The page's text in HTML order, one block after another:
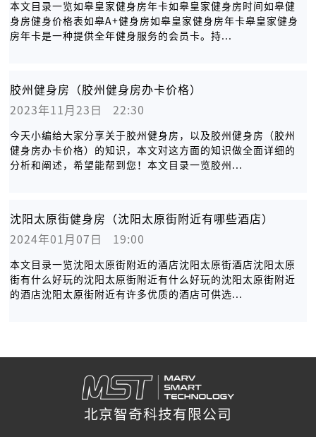
本文目录一览如皋皇家健身房年卡如皋皇家健身房时间如皋健
身房健身价格表如皋A+健身房如皋皇家健身房年卡皋皇家健身
房年卡是一种提供全年健身服务的会员卡。持...
胶州健身房（胶州健身房办卡价格）
2023年11月23日   22:30
今天小编给大家分享关于胶州健身房，以及胶州健身房（胶州
健身房办卡价格）的知识，本文对这方面的知识做全面详细的
分析和阐述，希望能帮到您！本文目录一览胶州...
沈阳太原街健身房（沈阳太原街附近有哪些酒店）
2024年01月07日   19:00
本文目录一览沈阳太原街附近的酒店沈阳太原街酒店沈阳太原
街有什么好玩的沈阳太原街附近有什么好玩的沈阳太原街附近
的酒店沈阳太原街附近有许多优质的酒店可供选...
北京智奇科技有限公司